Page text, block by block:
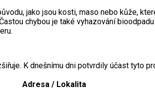
jako jsou kosti, maso nebo kůže,
chybou je také vyhazování
K dnešnímu dni potvrdily účast tyto
Adresa / Lokalita